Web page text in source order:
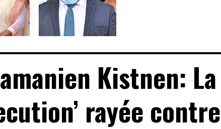
Kistnen: La
rayée contre